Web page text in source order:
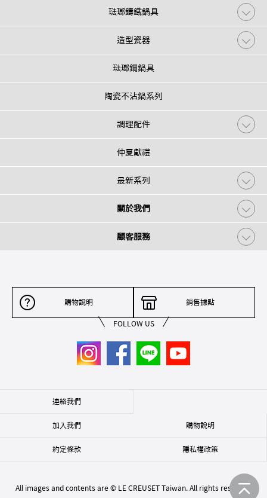
琺瑯鑄鐵鍋具
造型瓷器
琺瑯鋼鍋具
陶瓷不沾鍋系列
調理配件
仲夏獻禮
最新系列
關於我們
顧客服務
購物說明 銷售據點
FOLLOW US
連絡我們
加入我們 購物說明
約定條款 隱私權政策
All images and contents are © LE CREUSET Taiwan. All rights reserved.